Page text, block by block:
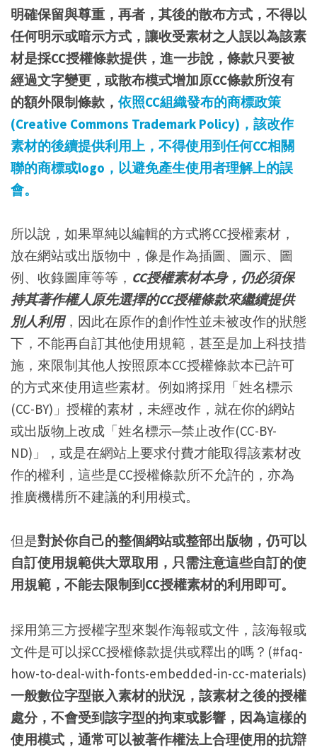
明確保留與尊重，再者，其後的散布方式，不得以
任何明示或暗示方式，讓收受素材之人誤以為該素
材是採CC授權條款提供，進一步說，條款只要被
經過文字變更，或散布模式增加原CC條款所沒有
的額外限制條款， 依照CC組織發布的商標政策
(Creative Commons Trademark Policy)，該改作
素材的後續提供利用上，不得使用到任何CC相關
聯的商標或logo，以避免產生使用者理解上的誤
會。
所以說，如果單純以編輯的方式將CC授權素材，
放在網站或出版物中，像是作為插圖、圖示、圖
例、收錄圖庫等等， CC授權素材本身，仍必須保
持其著作權人原先選擇的CC授權條款來繼續提供
別人利用，因此在原作的創作性並未被改作的狀態
下，不能再自訂其他使用規範，甚至是加上科技措
施，來限制其他人按照原本CC授權條款本已許可
的方式來使用這些素材。例如將採用「姓名標示
(CC-BY)」授權的素材，未經改作，就在你的網站
或出版物上改成「姓名標示─禁止改作(CC-BY-
ND)」，或是在網站上要求付費才能取得該素材改
作的權利，這些是CC授權條款所不允許的，亦為
推廣機構所不建議的利用模式。
但是對於你自己的整個網站或整部出版物，仍可以
自訂使用規範供大眾取用，只需注意這些自訂的使
用規範，不能去限制到CC授權素材的利用即可。
採用第三方授權字型來製作海報或文件，該海報或
文件是可以採CC授權條款提供或釋出的嗎？(#faq-
how-to-deal-with-fonts-embedded-in-cc-materials)
一般數位字型嵌入素材的狀況，該素材之後的授權
處分，不會受到該字型的拘束或影響，因為這樣的
使用模式，通常可以被著作權法上合理使用的抗辯